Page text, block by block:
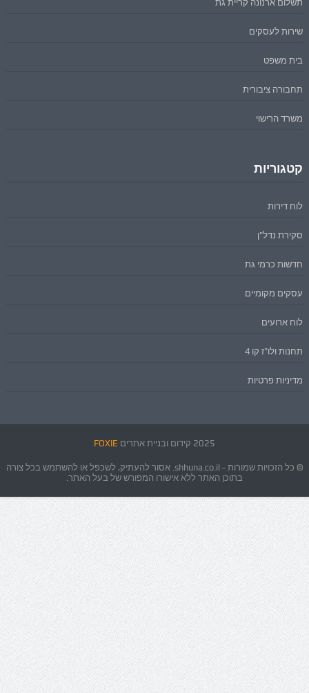
שירות לעסקים
בית משפט
תחבורה ציבורית
משרד הרישוי
קטגוריות
לוח דירות
סקירת נדל"ן
חדשות כרמי גת
עסקים מקומיים
לוח ארועים
תחנות ולו"ז קו 4
מדיניות פרטיות
2025 קידום ובניית אתרים FOXIE
© כל הזכויות שמורות - shhuna.co.il. אסור להעתיק, לשכפל או להשתמש בכל צורה
בתוכן האתר ללא אישורו המפורש של בעל האתר.